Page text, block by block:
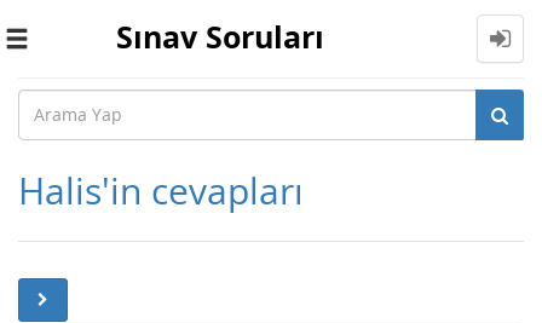
Toggle
Sınav Soruları
Halis'in cevapları